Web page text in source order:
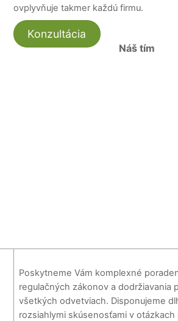
ovplyvňuje takmer každú firmu.
Konzultácia
Náš tím
Poskytneme Vám komplexné
regulačných zákonov a dodržiavania
všetkých odvetviach. Disponujeme
rozsiahlymi skúsenosťami v otázkach